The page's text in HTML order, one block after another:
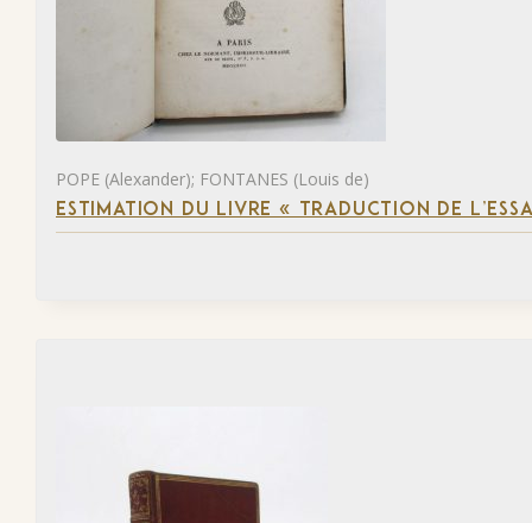
POPE (Alexander); FONTANES (Louis de)
ESTIMATION DU LIVRE « TRADUCTION DE